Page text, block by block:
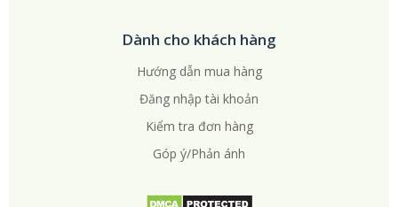
Dành cho khách hàng
Hướng dẫn mua hàng
Đăng nhập tài khoản
Kiểm tra đơn hàng
Góp ý/Phản ánh